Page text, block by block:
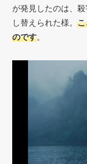
が発見したのは、
し替えられた様。
のです。